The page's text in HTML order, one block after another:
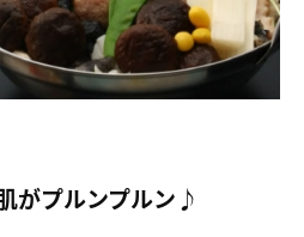
がプルンプルン♪